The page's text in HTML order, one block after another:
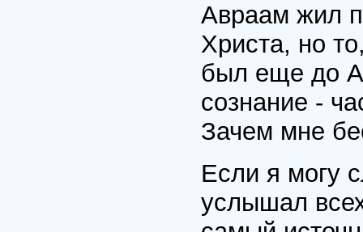
Авраам жил
Христа, но
был еще до
сознание -
Зачем мне
Если я могу
услышал